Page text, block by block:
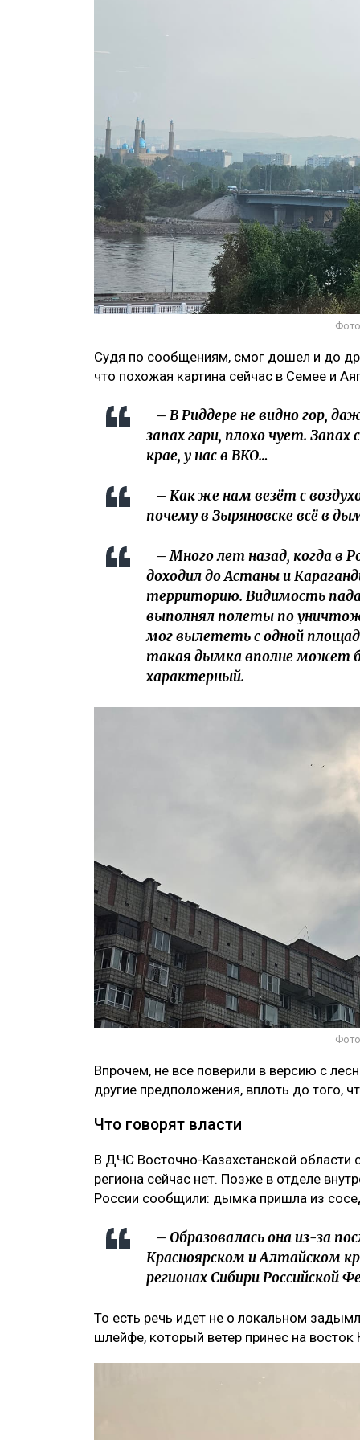
Судя по сообщениям, смог дошел и до
что похожая картина сейчас в Семее и
– В Риддере не видно гор,
запах гари, плохо чует.
крае, у нас в ВКО…
– Как же нам везёт с
почему в Зыряновске всё в
– Много лет назад, когда в
доходил до Астаны и
территорию. Видимость
выполнял полеты по
мог вылететь с одной
такая дымка вполне может
характерный.
Впрочем, не все поверили в версию с
другие предположения, вплоть до того,
Что говорят власти
В ДЧС Восточно-Казахстанской области
региона сейчас нет. Позже в отделе
России сообщили: дымка пришла из
– Образовалась она из-за
Красноярском и Алтайском
регионах Сибири Российской
То есть речь идет не о локальном
шлейфе, который ветер принес на восток